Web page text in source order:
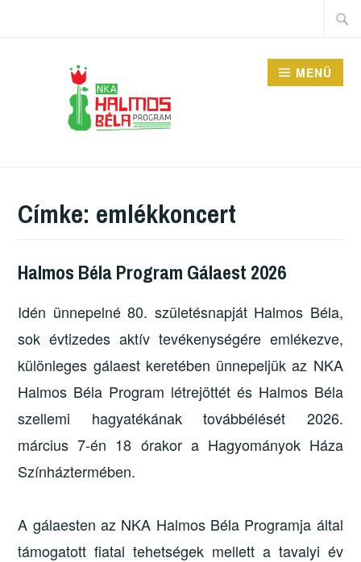
PROGRAM
MENÜ
Címke: emlékkoncert
Halmos Béla Program Gálaest 2026
Idén ünnepelné 80. születésnapját Halmos Béla,
sok évtizedes aktív tevékenységére emlékezve,
különleges gálaest keretében ünnepeljük az NKA
Halmos Béla Program létrejöttét és Halmos Béla
szellemi hagyatékának továbbélését 2026.
március 7-én 18 órakor a Hagyományok Háza
Színháztermében.
A gálaesten az NKA Halmos Béla Programja által
támogatott fiatal tehetségek mellett a tavalyi év